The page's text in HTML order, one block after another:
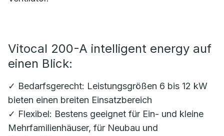
Vitocal 200-A intelligent energy auf
einen Blick:
✓ Bedarfsgerecht: Leistungsgrößen 6 bis 12 kW
bieten einen breiten Einsatzbereich
✓ Flexibel: Bestens geeignet für Ein- und kleine
Mehrfamilienhäuser, für Neubau und